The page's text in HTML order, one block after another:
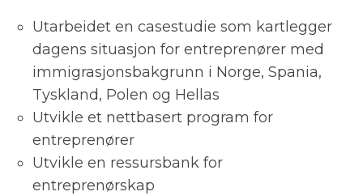
Utarbeidet en casestudie som kartlegger
dagens situasjon for entreprenører med
immigrasjonsbakgrunn i Norge, Spania,
Tyskland, Polen og Hellas
Utvikle et nettbasert program for
entreprenører
Utvikle en ressursbank for
entreprenørskap